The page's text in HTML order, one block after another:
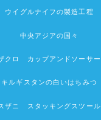
ウイグルナイフの製造工程
中央アジアの国々
クロ カップアンドソーサー
キルギスタンの白いはちみつ
ザニ スタッキングスツール